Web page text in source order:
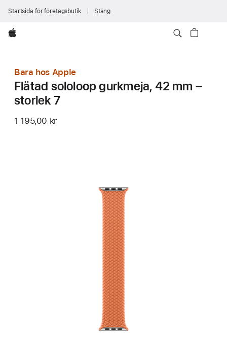
Startsida för företagsbutik Stäng
Apple
Bara hos Apple
Flätad sololoop gurkmeja, 42 mm –
storlek 7
1 195,00 kr